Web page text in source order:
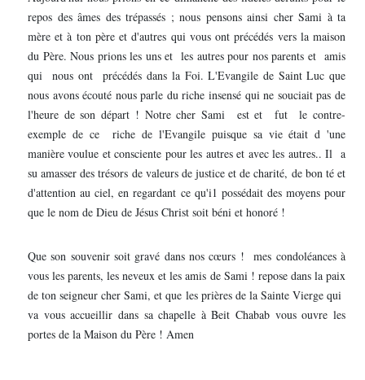
repos des âmes des trépassés ; nous pensons ainsi cher Sami à ta
mère et à ton père et d'autres qui vous ont précédés vers la maison
du Père. Nous prions les uns et les autres pour nos parents et amis
qui nous ont précédés dans la Foi. L'Evangile de Saint Luc que
nous avons écouté nous parle du riche insensé qui ne souciait pas de
l'heure de son départ ! Notre cher Sami est et fut le contre-
exemple de ce riche de l'Evangile puisque sa vie était d 'une
manière voulue et consciente pour les autres et avec les autres.. Il a
su amasser des trésors de valeurs de justice et de charité, de bon té et
d'attention au ciel, en regardant ce qu'i1 possédait des moyens pour
que le nom de Dieu de Jésus Christ soit béni et honoré !
Que son souvenir soit gravé dans nos cœurs ! mes condoléances à
vous les parents, les neveux et les amis de Sami ! repose dans la paix
de ton seigneur cher Sami, et que les prières de la Sainte Vierge qui
va vous accueillir dans sa chapelle à Beit Chabab vous ouvre les
portes de la Maison du Père ! Amen